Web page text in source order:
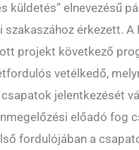
küldetés” elnevezésű
érkezett.
projekt következő
vetélkedő,
jelentkezését
előadó fog
fordulójában a